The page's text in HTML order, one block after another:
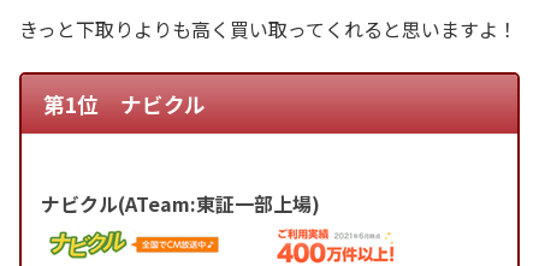
きっと下取りよりも高く買い取ってくれると思いますよ！
第1位 ナビクル
ナビクル(ATeam:東証一部上場)